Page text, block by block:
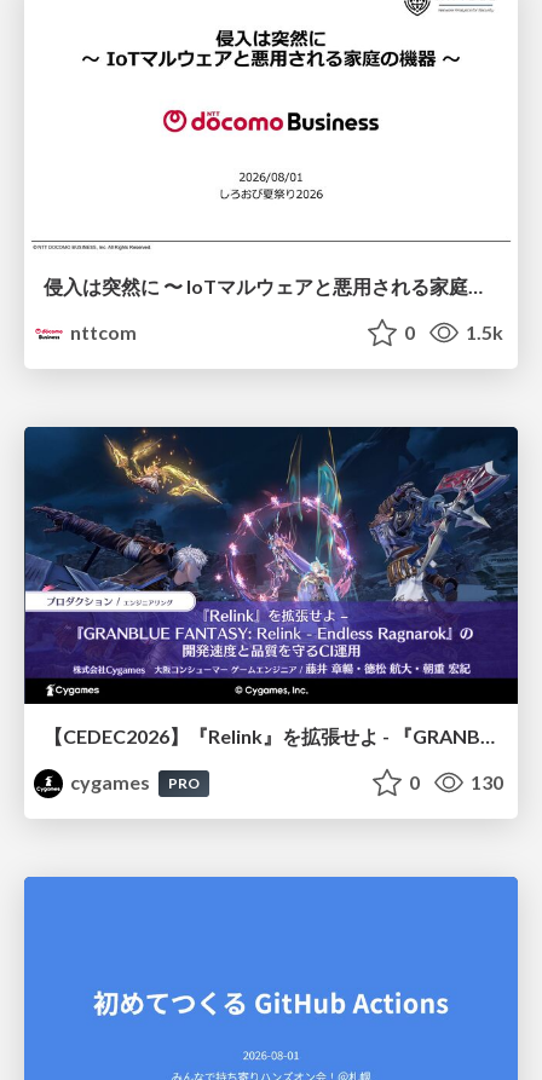
nttcom
0 1.5k
【CEDEC2026】『Relink』を拡張せよ - 『GRANBLUE FANTASY: Relink - Endless Ragnarok』の開発速度と品質を守るCI運用
cygames
PRO 0 130